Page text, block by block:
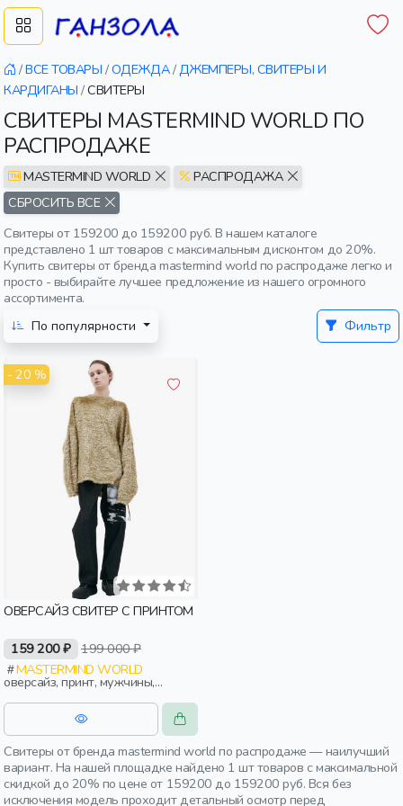
/ВСЕ ТОВАРЫ /ОДЕЖДА/ДЖЕМПЕРЫ, СВИТЕРЫ И
КАРДИГАНЫ /СВИТЕРЫ
СВИТЕРЫ MASTERMIND WORLD ПО
РАСПРОДАЖЕ
MASTERMIND WORLD
РАСПРОДАЖА
СБРОСИТЬ ВСЕ
Свитеры от 159200 до 159200 руб. В нашем каталоге
представлено 1 шт товаров с максимальным дисконтом до 20%.
Купить свитеры от бренда mastermind world по распродаже легко и
просто - выбирайте лучшее предложение из нашего огромного
ассортимента.
По популярности
Фильтр
- 20 %
ОВЕРСАЙЗ СВИТЕР С ПРИНТОМ
159 200 ₽ 199 000 ₽
MASTERMIND WORLD
оверсайз, принт, мужчины,
взрослые
Свитеры от бренда mastermind world по распродаже — наилучший
вариант. На нашей площадке найдено 1 шт товаров с максимальной
скидкой до 20% по цене от 159200 до 159200 руб. Вся без
исключения модель проходит детальный осмотр перед